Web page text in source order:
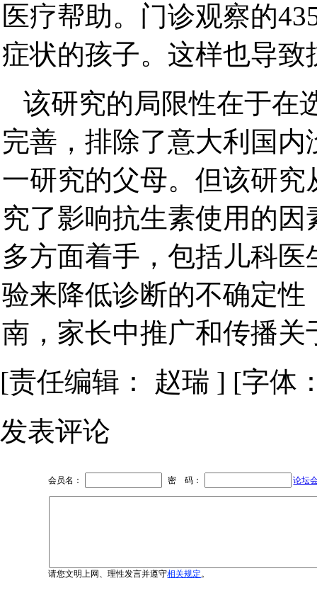
医疗帮助。门诊观察的
症状的孩子。这样也导致
该研究的局限性在于在
完善，排除了意大利国
一研究的父母。但该研
究了影响抗生素使用的
多方面着手，包括儿科
验来降低诊断的不确定
南，家长中推广和传播
[责任编辑： 赵瑞 ] [字体
发表评论
会员名： 密 码： 论坛
请您文明上网、理性发言并遵守相关规定。